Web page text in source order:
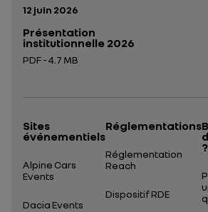
Date de publication:
12 juin 2026
Présentation
institutionnelle 2026
PDF - 4.7 MB
Sites
événementiels
Alpine Cars
Events
Dacia Events
Réglementations
Réglementation
Reach
Dispositif RDE
?